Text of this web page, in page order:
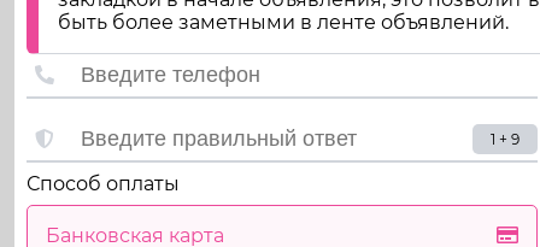
быть более заметными в ленте объявлений.
1 + 9
Способ оплаты
Банковская карта